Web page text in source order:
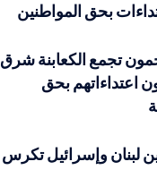
بحق المواطنين
تجمع الكعابنة شرق
اعتداءاتهم بحق
لبنان وإسرائيل تكرس